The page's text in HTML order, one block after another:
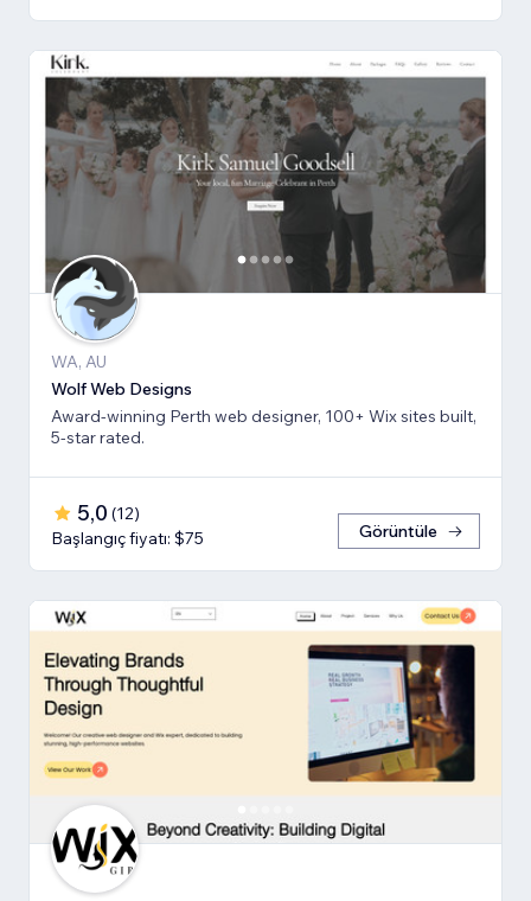
WA, AU
Wolf Web Designs
Award-winning Perth web designer, 100+ Wix sites built,
5-star rated.
5,0 (12)
Başlangıç fiyatı: $75
Görüntüle